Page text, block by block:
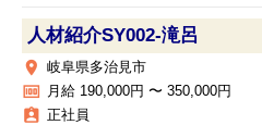
人材紹介SY002‐滝呂
place 岐阜県多治見市
money 月給 190,000円 〜 350,000円
assignment_ind 正社員